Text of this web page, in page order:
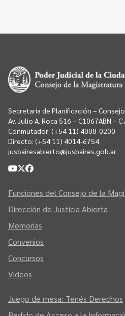
Secretaría de Planificación –
Av. Julio A. Roca 516 – C1067ABN –
Conmutador: (+54 11) 4008-0200
Directo: (+54 11) 4014-6754
jusbairesabierto@jusbaires.gob.ar
Funciones del Consejo de la
Dirección de Justicia Abierta
Memorias
Convenios
Concursos
Videos
Juego de mesa: Tenés Derechos